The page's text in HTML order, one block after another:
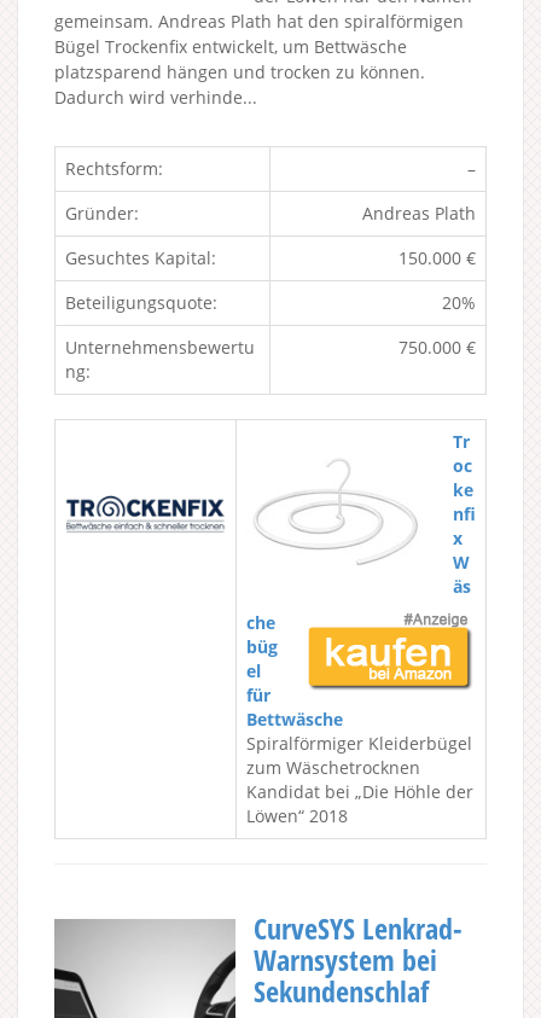
gemeinsam. Andreas Plath hat den spiralförmigen
Bügel Trockenfix entwickelt, um Bettwäsche
platzsparend hängen und trocken zu können.
Dadurch wird verhinde...
Rechtsform:
–
Gründer:
Andreas Plath
Gesuchtes Kapital:
150.000 €
Beteiligungsquote:
20%
Unternehmensbewertu
ng:
750.000 €
Tr
oc
ke
nfi
x
W
äs
che
büg
el
für
Bettwäsche
Spiralförmiger Kleiderbügel
zum Wäschetrocknen
Kandidat bei „Die Höhle der
Löwen“ 2018
CurveSYS Lenkrad-
Warnsystem bei
Sekundenschlaf